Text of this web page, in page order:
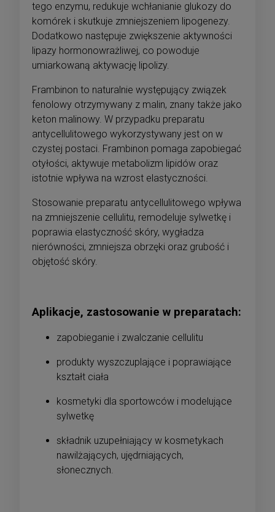
tego enzymu, redukuje wchłanianie glukozy do
komórek i skutkuje zmniejszeniem lipogenezy.
Dodatkowo następuje zwiększenie aktywności
lipazy hormonowrażliwej, co powoduje
umiarkowaną aktywację lipolizy.
Frambinon to naturalnie występujący związek
fenolowy otrzymywany z malin, znany także jako
keton malinowy. W przypadku preparatu
antycellulitowego wykorzystywany jest on w
czystej postaci. Frambinon pomaga zapobiegać
otyłości, aktywuje metabolizm lipidów oraz
istotnie wpływa na wzrost elastyczności.
Stosowanie preparatu antycellulitowego wpływa
na zmniejszenie cellulitu, remodeluje sylwetkę i
poprawia elastyczność skóry, wygładza
nierówności, zmniejsza obrzęki oraz grubość i
objętość skóry.
Aplikacje, zastosowanie w preparatach:
zapobieganie i zwalczanie cellulitu
produkty wyszczuplające i poprawiające
kształt ciała
kosmetyki dla sportowców i modelujące
sylwetkę
składnik uzupełniający w kosmetykach
nawilżających, ujędrniających,
słonecznych.